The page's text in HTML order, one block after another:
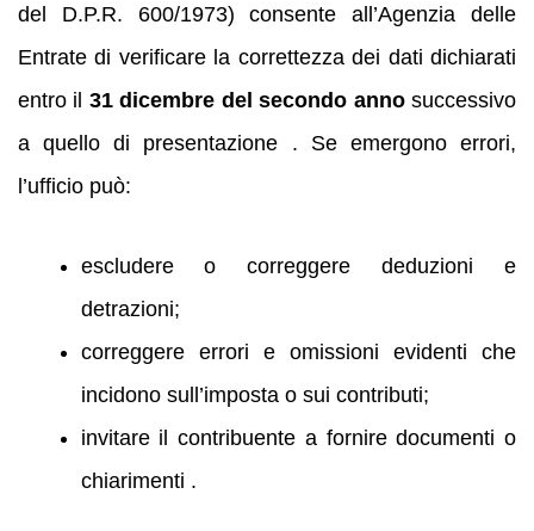
del D.P.R. 600/1973) consente all’Agenzia delle
Entrate di verificare la correttezza dei dati dichiarati
entro il 31 dicembre del secondo annosuccessivo
a quello di presentazione . Se emergono errori,
l’ufficio può:
escludere o correggere deduzioni e
detrazioni;
correggere errori e omissioni evidenti che
incidono sull’imposta o sui contributi;
invitare il contribuente a fornire documenti o
chiarimenti .